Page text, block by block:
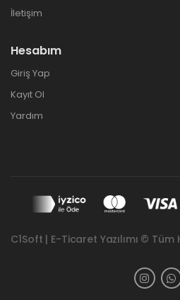
İletişim
Hesabım
Giriş Yap
Kayıt Ol
Yardım
C1Soft | E-Ticaret Yazılımı © Tüm